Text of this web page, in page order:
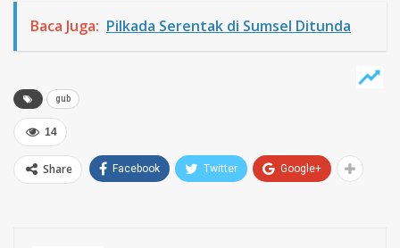
Baca Juga: Pilkada Serentak di Sumsel Ditunda
gub
14
Share Facebook Twitter Google+